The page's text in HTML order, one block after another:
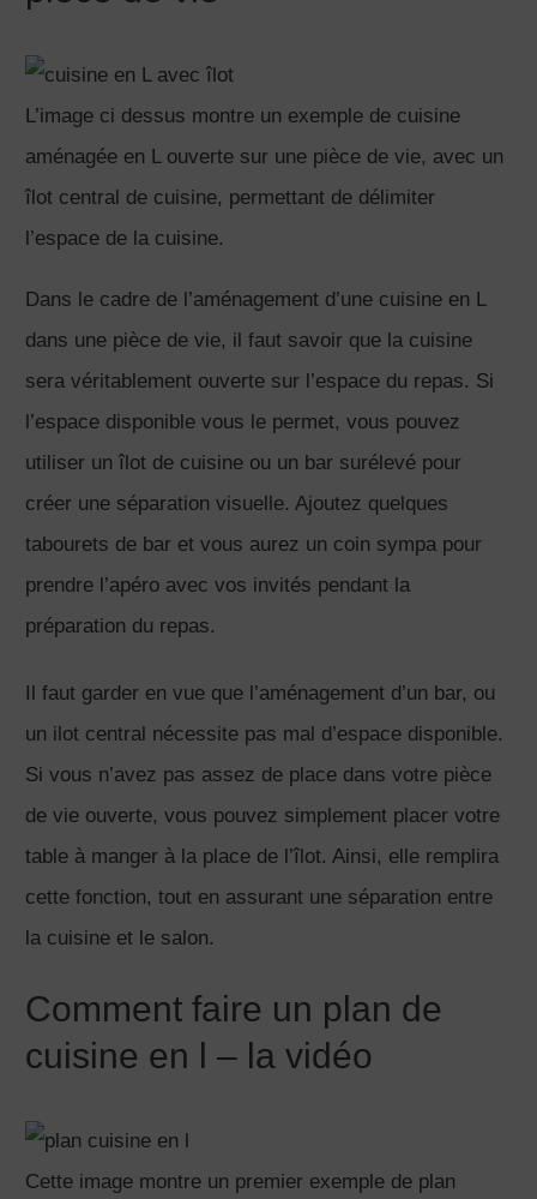
L’image ci dessus montre un exemple de cuisine
aménagée en L ouverte sur une pièce de vie, avec un
îlot central de cuisine, permettant de délimiter
l’espace de la cuisine.
Dans le cadre de l’aménagement d’une cuisine en L
dans une pièce de vie, il faut savoir que la cuisine
sera véritablement ouverte sur l’espace du repas. Si
l’espace disponible vous le permet, vous pouvez
utiliser un îlot de cuisine ou un bar surélevé pour
créer une séparation visuelle. Ajoutez quelques
tabourets de bar et vous aurez un coin sympa pour
prendre l’apéro avec vos invités pendant la
préparation du repas.
Il faut garder en vue que l’aménagement d’un bar, ou
un ilot central nécessite pas mal d’espace disponible.
Si vous n’avez pas assez de place dans votre pièce
de vie ouverte, vous pouvez simplement placer votre
table à manger à la place de l’îlot. Ainsi, elle remplira
cette fonction, tout en assurant une séparation entre
la cuisine et le salon.
Comment faire un plan de
cuisine en l – la vidéo
Cette image montre un premier exemple de plan